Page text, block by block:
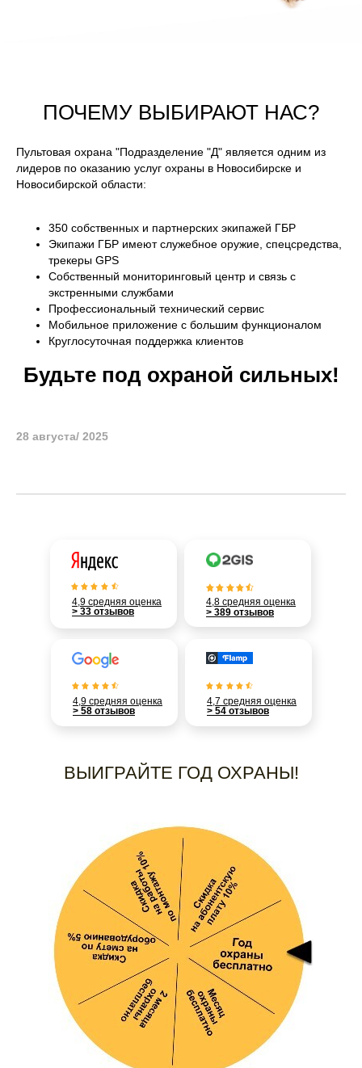
ПОЧЕМУ ВЫБИРАЮТ НАС?
Пультовая охрана "Подразделение "Д" является одним из
лидеров по оказанию услуг охраны в Новосибирске и
Новосибирской области:
350 собственных и партнерских экипажей ГБР
Экипажи ГБР имеют служебное оружие, спецсредства,
трекеры GPS
Собственный мониторинговый центр и связь с
экстренными службами
Профессиональный технический сервис
Мобильное приложение с большим функционалом
Круглосуточная поддержка клиентов
Будьте под охраной сильных!
28 августа/ 2025
4,9 средняя оценка
> 33 отзывов
4,8 средняя оценка
> 389 отзывов
4,9 средняя оценка
> 58 отзывов
4,7 средняя оценка
> 54 отзывов
ВЫИГРАЙТЕ ГОД ОХРАНЫ!